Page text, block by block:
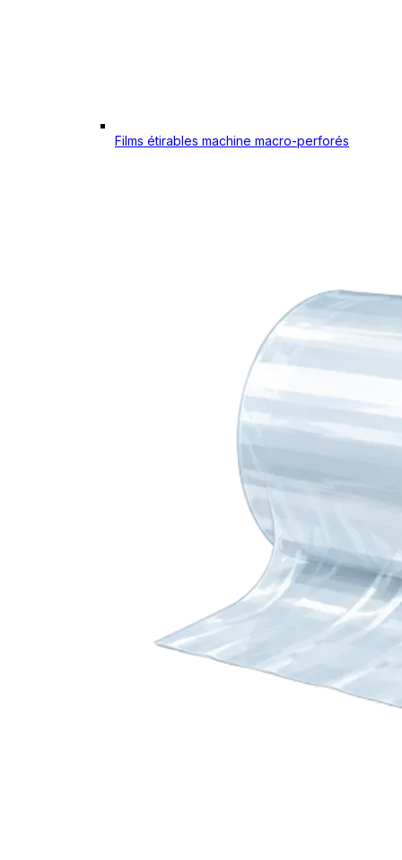
Films étirables machine macro-perforés